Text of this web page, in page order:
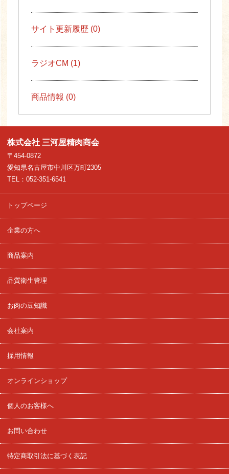
サイト更新履歴 (0)
ラジオCM (1)
商品情報 (0)
株式会社 三河屋精肉商会
〒454-0872
愛知県名古屋市中川区万町2305
TEL：052-351-6541
トップページ
企業の方へ
商品案内
品質衛生管理
お肉の豆知識
会社案内
採用情報
オンラインショップ
個人のお客様へ
お問い合わせ
特定商取引法に基づく表記